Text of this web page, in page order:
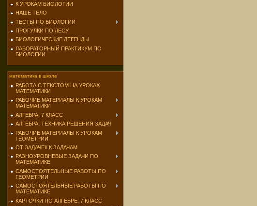
К УРОКАМ БИОЛОГИИ
НАШЕ ТЕЛО
ТЕСТЫ ПО БИОЛОГИИ
ПРОГУЛКИ ПО ЛЕСУ
БИОЛОГИЧЕСКИЕ ЛЕГЕНДЫ
ЛАБОРАТОРНЫЙ ПРАКТИКУМ ПО
БИОЛОГИИ
математика в школе
РАБОТА С ТЕКСТОМ НА УРОКАХ
МАТЕМАТИКИ
РАБОЧИЕ МАТЕРИАЛЫ К УРОКАМ
МАТЕМАТИКИ
АЛГЕБРА. 7 КЛАСС
АЛГЕБРА. ТЕХНИКА РЕШЕНИЯ ЗАДАЧ
РАБОЧИЕ МАТЕРИАЛЫ К УРОКАМ
ГЕОМЕТРИИ
ОТ ЗАДАЧЕК К ЗАДАЧАМ
РАЗНОУРОВНЕВЫЕ ЗАДАЧИ ПО
МАТЕМАТИКЕ
САМОСТОЯТЕЛЬНЫЕ РАБОТЫ ПО
ГЕОМЕТРИИ
САМОСТОЯТЕЛЬНЫЕ РАБОТЫ ПО
МАТЕМАТИКЕ
КАРТОЧКИ ПО АЛГЕБРЕ. 7 КЛАСС